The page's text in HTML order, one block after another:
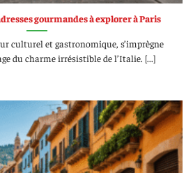
gourmandes à explorer à Paris
culturel et gastronomique, s’imprègne
du charme irrésistible de l’Italie. [...]